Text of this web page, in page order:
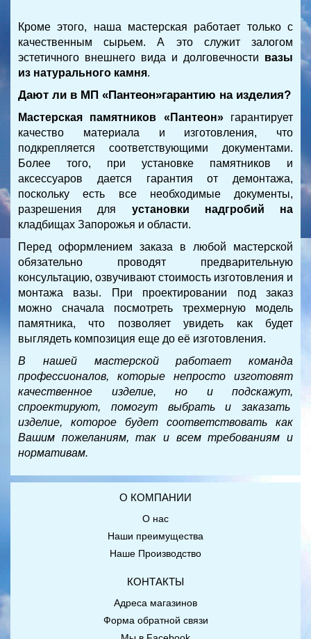
Кроме этого, наша мастерская работает только с
качественным сырьем. А это служит залогом
эстетичного внешнего вида и долговечности вазы
из натурального камня.
Дают ли в МП «Пантеон»гарантию на изделия?
Мастерская памятников «Пантеон»гарантирует
качество материала и изготовления, что
подкрепляется соответствующими документами.
Более того, при установке памятников и
аксессуаров дается гарантия от демонтажа,
поскольку есть все необходимые документы,
разрешения для установки надгробий на
кладбищах Запорожья и области.
Перед оформлением заказа в любой мастерской
обязательно проводят предварительную
консультацию, озвучивают стоимость изготовления и
монтажа вазы. При проектировании под заказ
можно сначала посмотреть трехмерную модель
памятника, что позволяет увидеть как будет
выглядеть композиция еще до её изготовления.
В нашей мастерской работает команда
профессионалов, которые непросто изготовят
качественное изделие, но и подскажут,
спроектируют, помогут выбрать и заказать
изделие, которое будет соответствовать как
Вашим пожеланиям, так и всем требованиям и
нормативам.
О КОМПАНИИ
О нас
Наши преимущества
Наше Производство
КОНТАКТЫ
Адреса магазинов
Форма обратной связи